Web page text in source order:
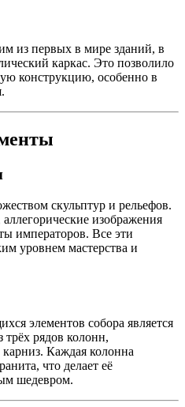
из первых в мире зданий, в
каркас. Это позволило
конструкцию, особенно в
скульптур и рельефов.
изображения
императоров. Все эти
уровнем мастерства и
элементов собора является
трёх рядов колонн,
Каждая колонна
что делает её
шедевром.